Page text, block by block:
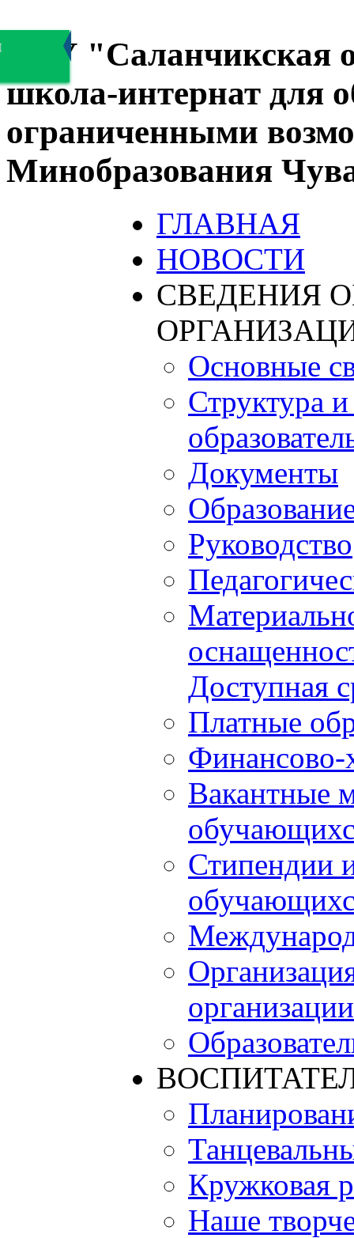
БОУ "Саланчикская
школа-интернат для
ограниченными
Минобразования
ГЛАВНАЯ
НОВОСТИ
СВЕДЕНИЯ
Основные
Структура
Документы
Руководство
Доступная
Платные
Финансово-
Вакантные
Стипендии
организации
Кружковая
Наше